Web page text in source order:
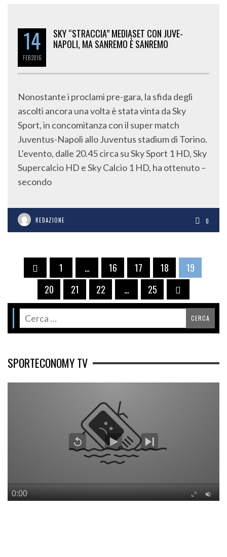
14
FEB2016
SKY “STRACCIA” MEDIASET CON JUVE-
NAPOLI, MA SANREMO È SANREMO
Nonostante i proclami pre-gara, la sfida degli
ascolti ancora una volta è stata vinta da Sky
Sport, in concomitanza con il super match
Juventus-Napoli allo Juventus stadium di Torino.
L’evento, dalle 20.45 circa su Sky Sport 1 HD, Sky
Supercalcio HD e Sky Calcio 1 HD, ha ottenuto –
secondo
REDAZIONE 0
1 … 16 17 18
19
20
21 22 … 25
SPORTECONOMY TV